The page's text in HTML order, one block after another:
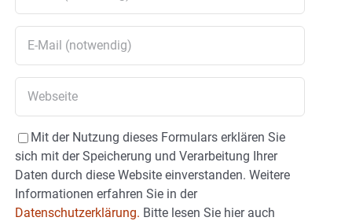
Mit der Nutzung dieses Formulars erklären Sie
sich mit der Speicherung und Verarbeitung Ihrer
Daten durch diese Website einverstanden. Weitere
Informationen erfahren Sie in der
Datenschutzerklärung. Bitte lesen Sie hier auch